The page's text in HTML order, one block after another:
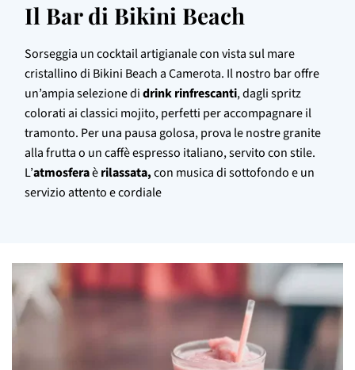
Il Bar di Bikini Beach
Sorseggia un cocktail artigianale con vista sul mare
cristallino di Bikini Beach a Camerota. Il nostro bar offre
un’ampia selezione didrink rinfrescanti, dagli spritz
colorati ai classici mojito, perfetti per accompagnare il
tramonto. Per una pausa golosa, prova le nostre granite
alla frutta o un caffè espresso italiano, servito con stile.
L’atmosferaèrilassata,con musica di sottofondo e un
servizio attento e cordiale